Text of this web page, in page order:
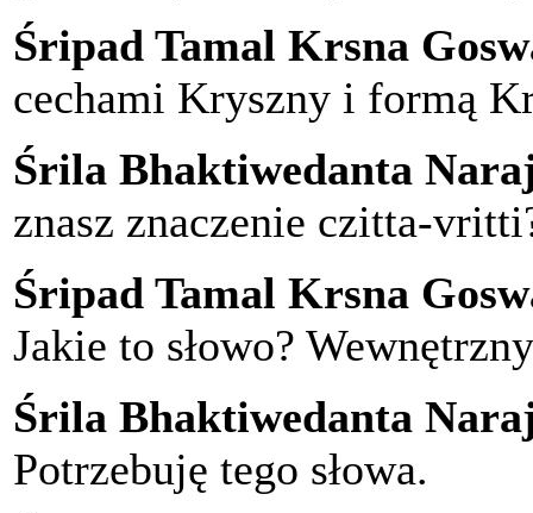
Śripad Tamal Krsna
cechami Kryszny i formą
Śrila Bhaktiwedanta
znasz znaczenie czitta-
Śripad Tamal Krsna
Jakie to słowo?
Śrila Bhaktiwedanta
Potrzebuję tego słowa.